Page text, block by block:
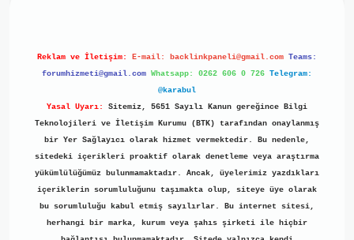
Reklam ve İletişim: E-mail: backlinkpaneli@gmail.com Teams:
forumhizmeti@gmail.com Whatsapp: 0262 606 0 726 Telegram:
@karabul
Yasal Uyarı:
Sitemiz, 5651 Sayılı Kanun gereğince Bilgi
Teknolojileri ve İletişim Kurumu (BTK) tarafından onaylanmış
bir Yer Sağlayıcı olarak hizmet vermektedir. Bu nedenle,
sitedeki içerikleri proaktif olarak denetleme veya araştırma
yükümlülüğümüz bulunmamaktadır. Ancak, üyelerimiz yazdıkları
içeriklerin sorumluluğunu taşımakta olup, siteye üye olarak
bu sorumluluğu kabul etmiş sayılırlar. Bu internet sitesi,
herhangi bir marka, kurum veya şahıs şirketi ile hiçbir